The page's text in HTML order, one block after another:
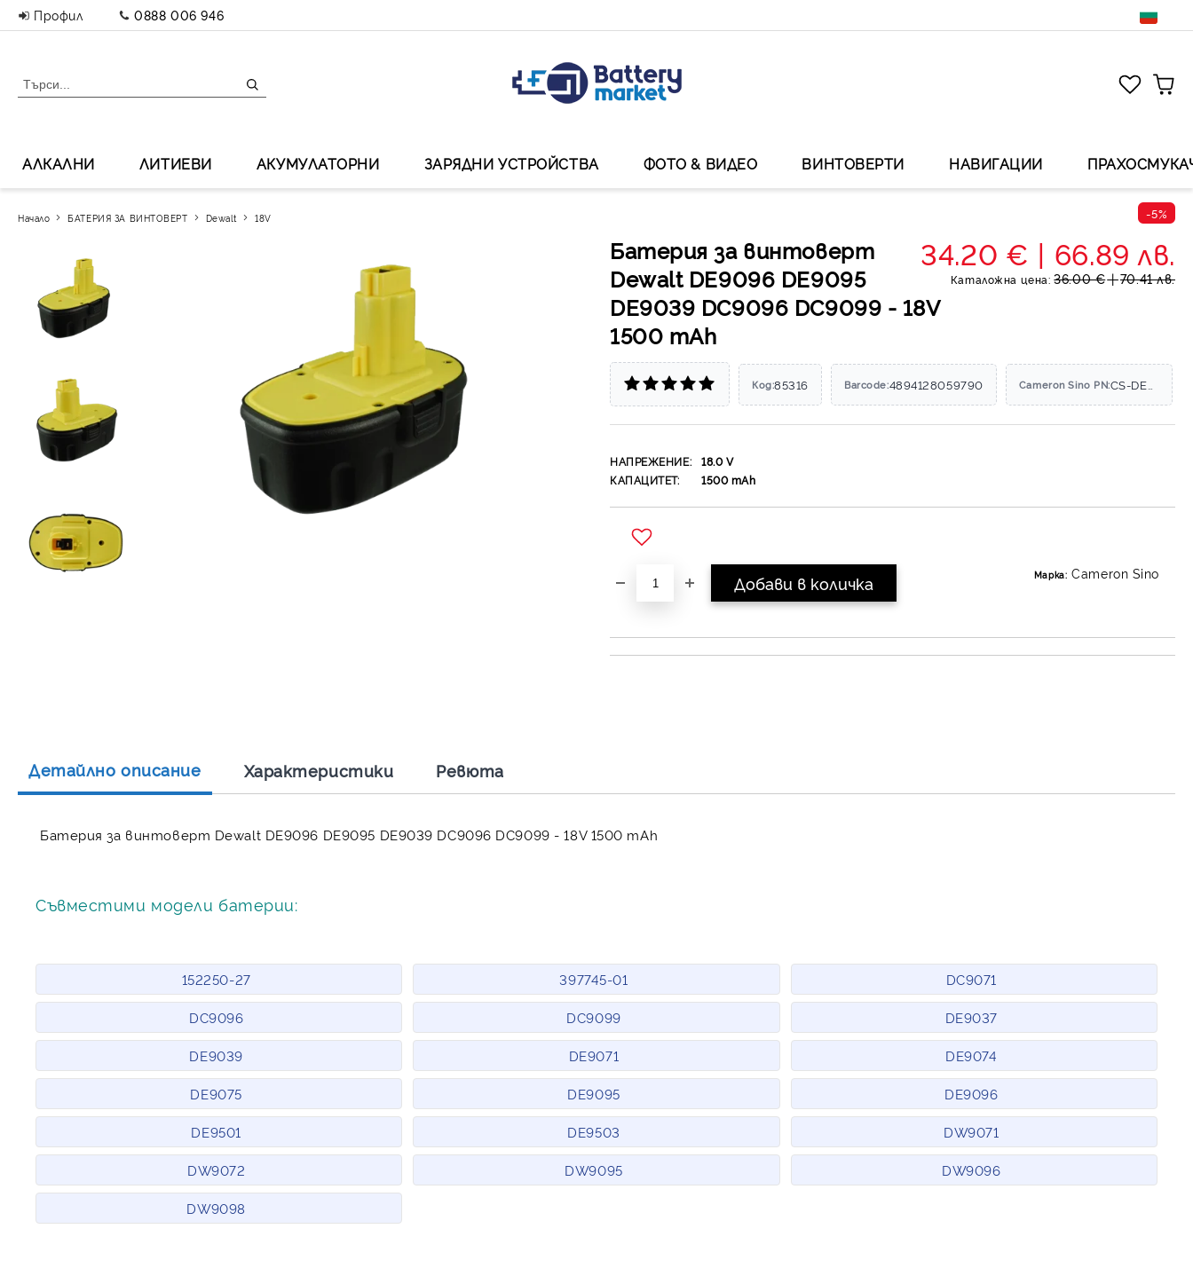
Профил 0888 006 946
АЛКАЛНИ ЛИТИЕВИ АКУМУЛАТОРНИ ЗАРЯДНИ УСТРОЙСТВА ФОТО & ВИДЕО ВИНТОВЕРТИ НАВИГАЦИИ
Начало БАТЕРИЯ ЗА ВИНТОВЕРТ Dewalt 18V
Батерия за винтоверт
Dewalt DE9096 DE9095
DE9039 DC9096 DC9099 - 18V
1500 mAh
-5%
34.20 € 66.89 лв.
Каталожна цена: 36.00 € 70.41 лв.
Код:85316 Barcode:4894128059790 Cameron Sino PN:
НАПРЕЖЕНИЕ: 18.0V
КАПАЦИТЕТ:
1500mAh
Марка: Cameron Sino
Детайлно описание Характеристики Ревюта
Батерия за винтоверт Dewalt DE9096 DE9095 DE9039 DC9096 DC9099 - 18V 1500 mAh
Съвместими модели батерии:
152250-27 397745-01 DC9071
DC9096 DC9099 DE9037
DE9039 DE9071 DE9074
DE9075 DE9095 DE9096
DE9501 DE9503 DW9071
DW9072 DW9095 DW9096
DW9098